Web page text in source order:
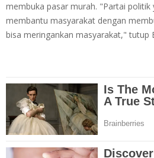
membuka pasar murah. "Partai
membantu masyarakat dengan
bisa meringankan masyarakat," tutup